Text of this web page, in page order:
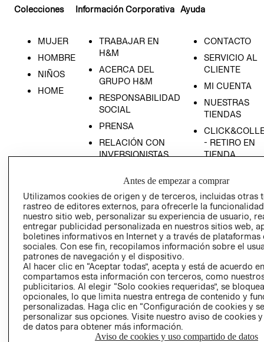
Colecciones
MUJER
HOMBRE
NIÑOS
HOME
Información Corporativa
TRABAJAR EN
H&M
ACERCA DEL
GRUPO H&M
RESPONSABILIDAD
SOCIAL
PRENSA
RELACIÓN CON
INVERSIONISTAS
EMPRESARIAL
Ayuda
CONTACTO
SERVICIO AL
CLIENTE
MI CUENTA
NUESTRAS
TIENDAS
- RETIRO EN
TIENDA
CONDICIONES
AVISO DE
PRIVACIDAD
GIFT CARD
AVISO DE
Antes de empezar a comprar
Utilizamos cookies de origen y de terceros, incluidas otras
rastreo de editores externos, para ofrecerle la
nuestro sitio web, personalizar su experiencia de usuario,
entregar publicidad personalizada en nuestros sitios web,
boletines informativos en Internet y a través de plataformas
sociales. Con ese fin, recopilamos información sobre el
patrones de navegación y el dispositivo.
Al hacer clic en “Aceptar todas”, acepta y está de acuerdo
compartamos esta información con terceros, como
publicitarios. Al elegir “Solo cookies requeridas”, se
opcionales, lo que limita nuestra entrega de contenido y
personalizadas. Haga clic en “Configuración de cookies y
personalizar sus opciones. Visite nuestro aviso de cookies
de datos para obtener más información.
Aviso de cookies y uso compartido de datos